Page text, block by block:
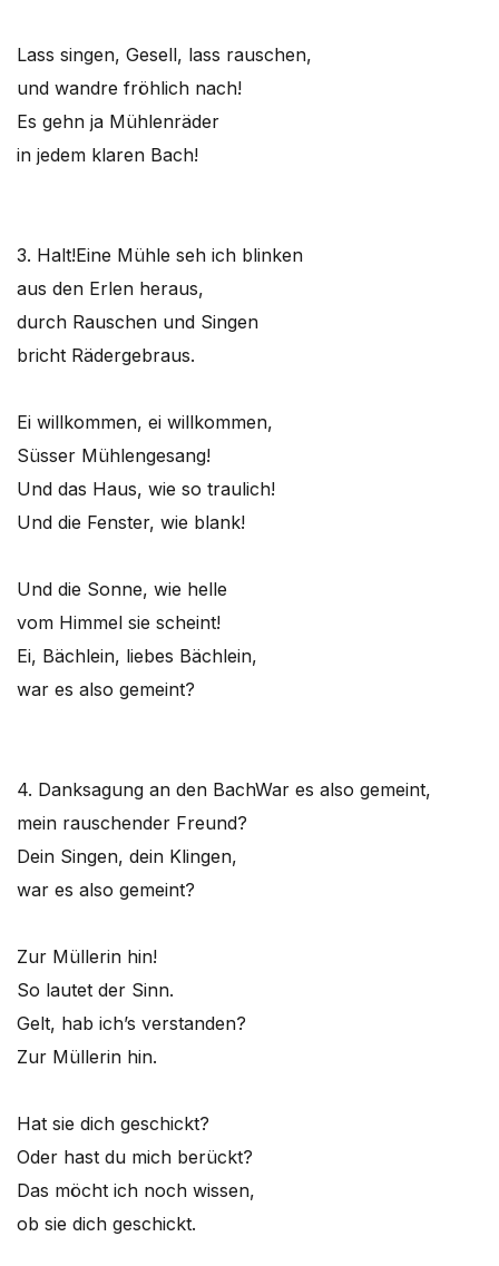
Lass singen, Gesell, lass rauschen,
und wandre fröhlich nach!
Es gehn ja Mühlenräder
in jedem klaren Bach!
3. Halt!Eine Mühle seh ich blinken
aus den Erlen heraus,
durch Rauschen und Singen
bricht Rädergebraus.
Ei willkommen, ei willkommen,
Süsser Mühlengesang!
Und das Haus, wie so traulich!
Und die Fenster, wie blank!
Und die Sonne, wie helle
vom Himmel sie scheint!
Ei, Bächlein, liebes Bächlein,
war es also gemeint?
4. Danksagung an den BachWar es also gemeint,
mein rauschender Freund?
Dein Singen, dein Klingen,
war es also gemeint?
Zur Müllerin hin!
So lautet der Sinn.
Gelt, hab ich’s verstanden?
Zur Müllerin hin.
Hat sie dich geschickt?
Oder hast du mich berückt?
Das möcht ich noch wissen,
ob sie dich geschickt.